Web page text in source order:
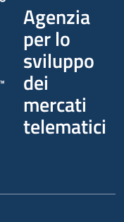
Agenzia
per lo
sviluppo
dei
mercati
telematici